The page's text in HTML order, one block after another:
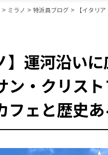
ミラノ 特派員ブログ 【イタリ
】運河沿い
ン・クリス
フェと歴史